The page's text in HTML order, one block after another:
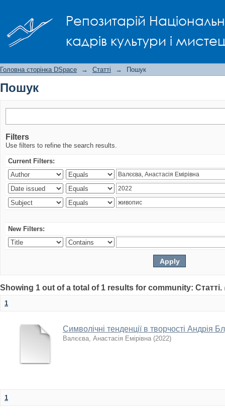
Репозитарій
кадрів культури і
Головна сторінка DSpace → Статті → Пошук
Пошук
Filters
Use filters to refine the search results.
Current Filters:
New Filters:
Showing 1 out of a total of 1 results for community: Статті.
1
Символічні тенденції в творчості Андрія
Валєєва, Анастасія Емірівна (2022)
1